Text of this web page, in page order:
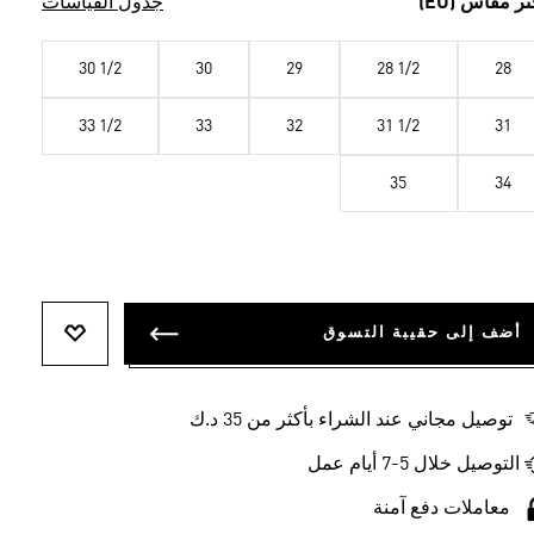
28
28 1/2
29
30
30 1/2
31
31 1/2
32
33
33 1/2
34
35
أضف إلى حقيبة التسوق
توصيل مجاني عند الشراء بأكثر من 35 د.ك
التوصيل خلال 5-7 أيام عمل
معاملات دفع آمنة